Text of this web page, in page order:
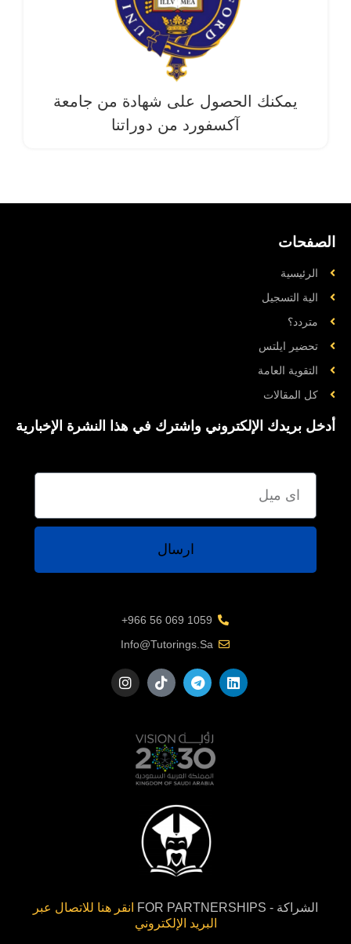
يمكنك الحصول على شهادة من جامعة
آکسفورد من دوراتنا
الصفحات
الرئيسية
الية التسجيل
متردد؟
تحضیر ایلتس
التقوية العامة
کل المقالات
أدخل بريدك الإلكتروني واشترك في هذا النشرة الإخبارية
ارسال
1059 069 56 966+
Info@tutorings.sa
الشراكة - FOR PARTNERSHIPS
انقر هنا للاتصال عبر
البريد الإلكتروني